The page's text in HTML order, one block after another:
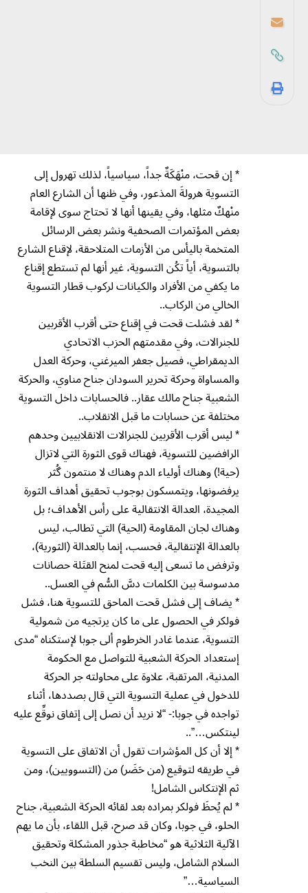
* إن قحت، منْهَكَةٌ جداً، سياسياً، لذلك تهرول إلى
التسوية هرولةَ المذعور، وفي ظنها أن الشارع العام
منْهكٌ مثلها، وفي يقينها أنها لا تحتاج سوى لإقامة
بعض المؤتمرات الصحفية ونشر بعض الرسائل
المتخمة باليأس من الأزمات المتلاحقة، لإقناع الشارع
بالتسوية، أياً تكُن التسوية، غير أنها لم تستطع إقناع
ما يكفي من الأفراد والكيانات لركوب قطار التسوية
الخالي من الركاب..
* لقد فشلت قحت في إقناع حتى أقرب الأقربين
للجنرالات، وفي مقدمتهم الحزب الاتحادي
الديمقراطي، فصيل جعفر الميرغني، وحركة العدل
والمساواة وحركة تحرير السودان جناح مناوي، والحركة
الشعبية جناح مالك عقار.. فالحسابات داخل التسوية
مختلفة عن حسابات ما قبل الانقلاب..
* ليس أقرب الأقربين للجنرالات الانقلابيين وحدهم
الرافضين للتسوية، فهناك قوى الثورة التي لاتزال
(حية!) وهناك أولياء الدم وهناك لا منتمون گُثر
يرفضونها، ويتمسكون بوجوب تحقيق أهداف الثورة
المجيدة، العدالة الانتقالية على رأس الأهداف؛ بل
وهناك لجان المقاومة (الحية) التي تطالب، ليس
بالعدالة الإنتقالية، فحسب، إنما بالعدالة (الثورية)،
وترفض ما تسعى إليه قحت لمنح القتَلة حصانات
مدسوسة بين الكلمات دسَّ السُّم في العسل..
* يضاف إلى فشل قحت الماحق للتسوية هنا، فشل
فولكر في الحصول على ما كان يرتجيه من شمولية
التسوية، عندما غادر الخرطوم ألى جوبا لإستكناه “مدى
إستعداد الحركة الشعبية للتواصل مع الحكومة
المدنية، المرتقبة، علاوة على محاولته جر الحركة
للدخول في عملية التسوية التي قال بصددها، أثناء
تواجده في جوبا:- “لا نريد أن نصل إلى إتفاق نوقِّع عليه
لينتكس…”..
* إلا أن كل المؤشرات تقول أن الاتفاق على التسوية
في طريقه لتوقيع (من حَضَر) من (التسوويين)، ومن
ثم الإنتكاس الشامل!
* لم يُحظَ فولكر بمراده بعد لقائه الحركة الشعبية، جناح
الحلو، في جوبا، وكان قد صرح، قبل اللقاء، بأن ما يهم
الآلية الثلاثية هو “مخاطبة جذور المشكلة وتحقيق
السلام الشامل، وليس تقسيم السلطة بين النخب
السياسية…”